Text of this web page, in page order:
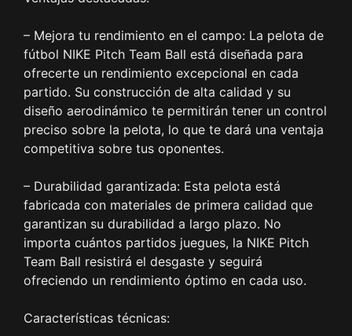
– Mejora tu rendimiento en el campo: La pelota de
fútbol NIKE Pitch Team Ball está diseñada para
ofrecerte un rendimiento excepcional en cada
partido. Su construcción de alta calidad y su
diseño aerodinámico te permitirán tener un control
preciso sobre la pelota, lo que te dará una ventaja
competitiva sobre tus oponentes.
– Durabilidad garantizada: Esta pelota está
fabricada con materiales de primera calidad que
garantizan su durabilidad a largo plazo. No
importa cuántos partidos juegues, la NIKE Pitch
Team Ball resistirá el desgaste y seguirá
ofreciendo un rendimiento óptimo en cada uso.
Características técnicas: